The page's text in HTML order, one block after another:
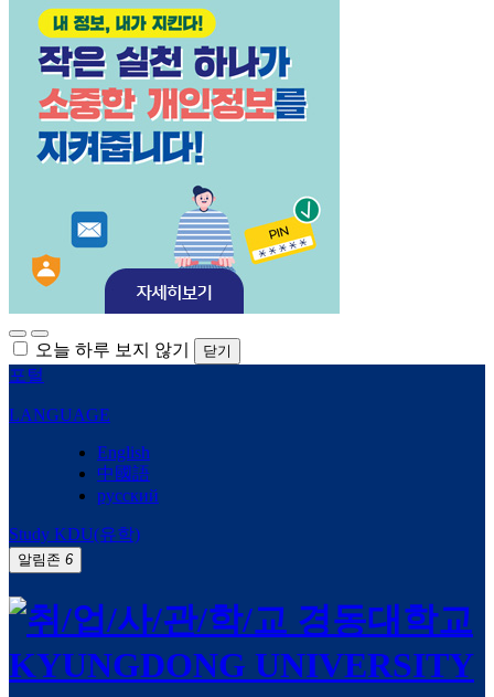
오늘 하루 보지 않기 닫기
포털
LANGUAGE
English
中國語
русский
Study KDU(유학)
알림존 6